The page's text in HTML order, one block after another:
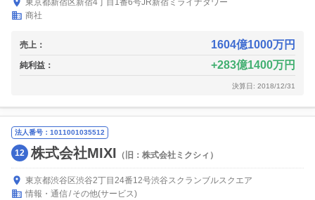
東京都新宿区新宿4丁目1番6号JR新宿ミライナタワー
商社
売上： 1604億1000万円
純利益： 283億1400万円
決算日: 2018/12/31
法人番号：1011001035512
12 株式会社MIXI （旧：株式会社ミクシィ）
東京都渋谷区渋谷2丁目24番12号渋谷スクランブルスクエア
情報・通信 その他(サービス)